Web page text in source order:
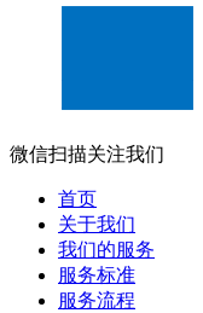
微信扫描关注我们
首页
关于我们
我们的服务
服务标准
服务流程